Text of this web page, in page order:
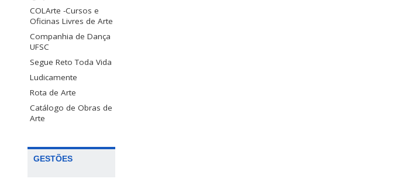
COLArte -Cursos e
Oficinas Livres de Arte
Companhia de Dança
UFSC
Segue Reto Toda Vida
Ludicamente
Rota de Arte
Catálogo de Obras de
Arte
GESTÕES